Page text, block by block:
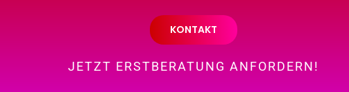
KONTAKT
JETZT ERSTBERATUNG ANFORDERN!